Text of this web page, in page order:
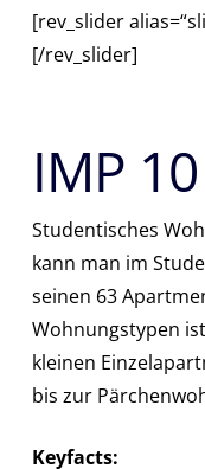
[rev_slider
[/rev_slider]
IMP 10
Studentisches
kann man im
seinen 63
Wohnungstypen
kleinen
bis zur
Keyfacts: